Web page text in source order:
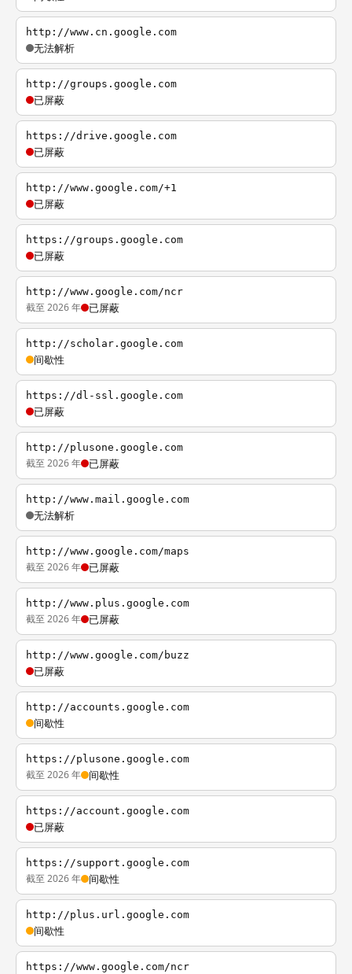
http://www.cn.google.com
无法解析
http://groups.google.com
已屏蔽
https://drive.google.com
已屏蔽
http://www.google.com/+1
已屏蔽
https://groups.google.com
已屏蔽
http://www.google.com/ncr
截至 2026 年 已屏蔽
http://scholar.google.com
间歇性
https://dl-ssl.google.com
已屏蔽
http://plusone.google.com
截至 2026 年 已屏蔽
http://www.mail.google.com
无法解析
http://www.google.com/maps
截至 2026 年 已屏蔽
http://www.plus.google.com
截至 2026 年 已屏蔽
http://www.google.com/buzz
已屏蔽
http://accounts.google.com
间歇性
https://plusone.google.com
截至 2026 年 间歇性
https://account.google.com
已屏蔽
https://support.google.com
截至 2026 年 间歇性
http://plus.url.google.com
间歇性
https://www.google.com/ncr